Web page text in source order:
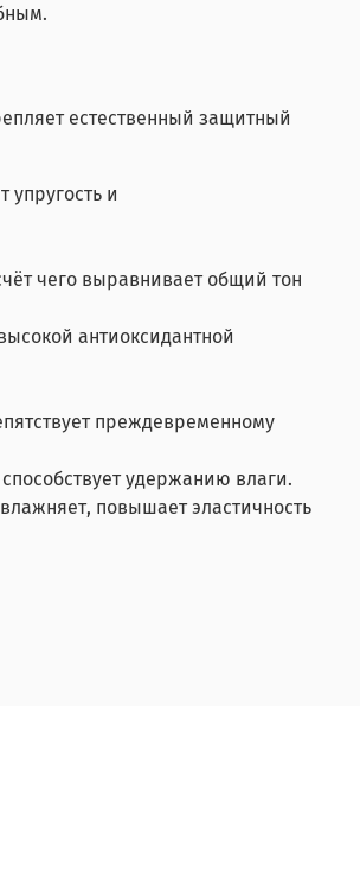
естественный защитный
и
чего выравнивает общий тон
антиоксидантной
преждевременному
удержанию влаги.
повышает эластичность